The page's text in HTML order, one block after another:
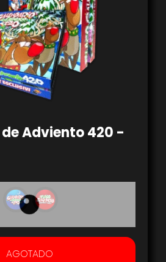
Adviento 420 -
AGOTADO